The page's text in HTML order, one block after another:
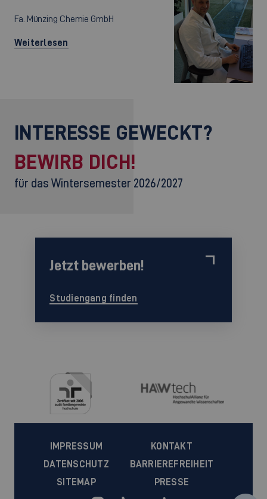
Fa. Münzing Chemie GmbH
Weiterlesen
INTERESSE GEWECKT?
BEWIRB DICH!
für das Wintersemester 2026/2027
Jetzt bewerben!
Studiengang finden
IMPRESSUM
KONTAKT
DATENSCHUTZ
BARRIEREFREIHEIT
SITEMAP
PRESSE